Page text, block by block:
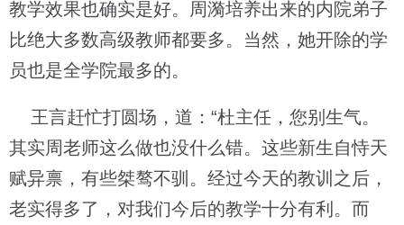
教学效果也确实是好。周漪培养出来的内院弟子
比绝大多数高级教师都要多。当然，她开除的学
员也是全学院最多的。
王言赶忙打圆场，道：“杜主任，您别生气。
其实周老师这么做也没什么错。这些新生自恃天
赋异禀，有些桀骜不驯。经过今天的教训之后，
老实得多了，对我们今后的教学十分有利。而